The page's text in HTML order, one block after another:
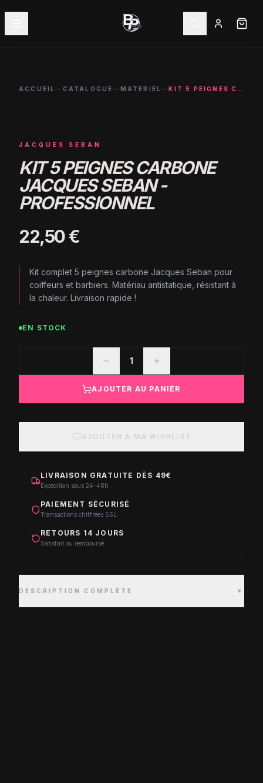
ACCUEIL— CATALOGUE— MATERIEL— KIT 5 PEIGNES CARBONE JACQUES SEBAN - PROFESSIONNEL
JACQUES SEBAN
KIT 5 PEIGNES CARBONE
JACQUES SEBAN -
PROFESSIONNEL
22,50 €
Kit complet 5 peignes carbone Jacques Seban pour
coiffeurs et barbiers. Matériau antistatique, résistant à
la chaleur. Livraison rapide !
EN STOCK
1
AJOUTER AU PANIER
AJOUTER À MA WISHLIST
LIVRAISON GRATUITE DÈS 49€
Expédition sous 24-48h
PAIEMENT SÉCURISÉ
Transactions chiffrées SSL
RETOURS 14 JOURS
Satisfait ou remboursé
DESCRIPTION COMPLÈTE ▼